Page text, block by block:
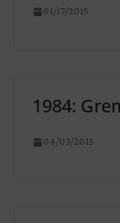
01/17/2015
1984:
04/03/2015